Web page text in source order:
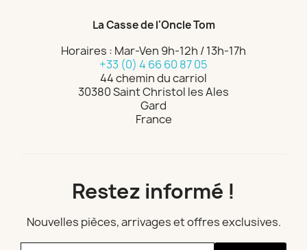
La Casse de l'Oncle Tom
Horaires : Mar-Ven 9h-12h / 13h-17h
+33 (0) 4 66 60 87 05
44 chemin du carriol
30380 Saint Christol les Ales
Gard
France
Restez informé !
Nouvelles pièces, arrivages et offres exclusives.